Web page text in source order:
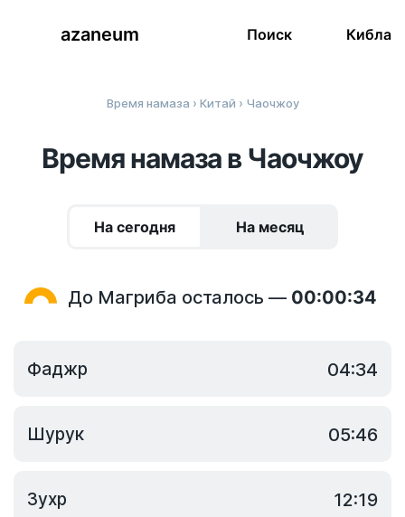
azaneum Поиск Кибла
Время намаза › Китай › Чаочжоу
Время намаза в Чаочжоу
На сегодня На месяц
До Магриба осталось — 00:00:34
Фаджр 04:34
Шурук 05:46
Зухр 12:19